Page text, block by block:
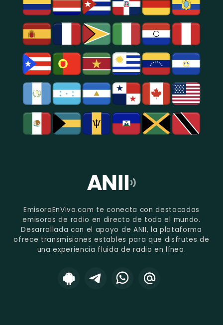
EmisoraEnVivo.com te conecta con destacadas
emisoras de radio en directo de todo el mundo.
Desarrollada con el apoyo de ANII, la plataforma
ofrece transmisiones estables para que disfrutes de
una experiencia fluida de radio en línea.